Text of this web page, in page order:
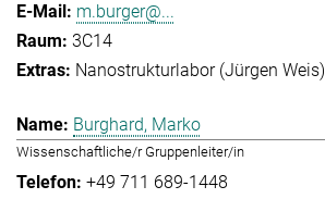
m.burger@...
3C14
Nanostrukturlabor (Jürgen Weis)
Burghard, Marko
Wissenschaftliche/r Gruppenleiter/in
+49 711 689-1448